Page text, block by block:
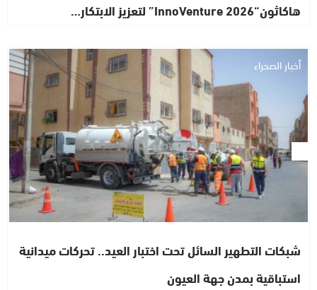
هاكاثون“InnoVenture 2026” لتعزيز الابتكار…
أخبار الصحراء
شبكات التطهير السائل تحت اختبار العيد.. تحركات ميدانية
استباقية بمدن جهة العيون